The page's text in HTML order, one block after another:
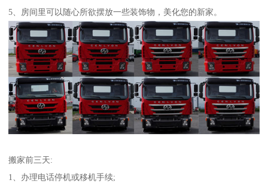
5、房间里可以随心所欲摆放一些装饰物，美化您的新家。
搬家前三天:
1、办理电话停机或移机手续;